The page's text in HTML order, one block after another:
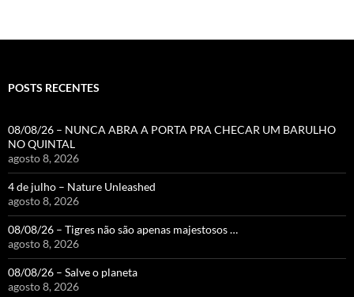
POSTS RECENTES
08/08/26 – NUNCA ABRA A PORTA PRA CHECAR UM BARULHO
NO QUINTAL
agosto 8, 2026
4 de julho – Nature Unleashed
agosto 8, 2026
08/08/26 – Tigres não são apenas majestosos …
agosto 8, 2026
08/08/26 – Salve o planeta
agosto 8, 2026